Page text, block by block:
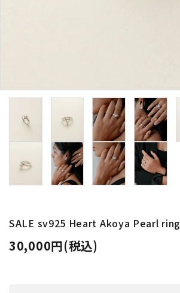
SALE sv925 Heart Akoya Pearl ring
30,000円(税込)